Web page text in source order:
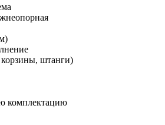
штанги)
комплектацию